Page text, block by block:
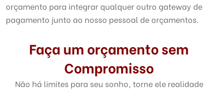
orçamento para integrar qualquer outro gateway de
pagamento junto ao nosso pessoal de orçamentos.
Faça um orçamento sem
Compromisso
Não há limites para seu sonho, torne ele realidade